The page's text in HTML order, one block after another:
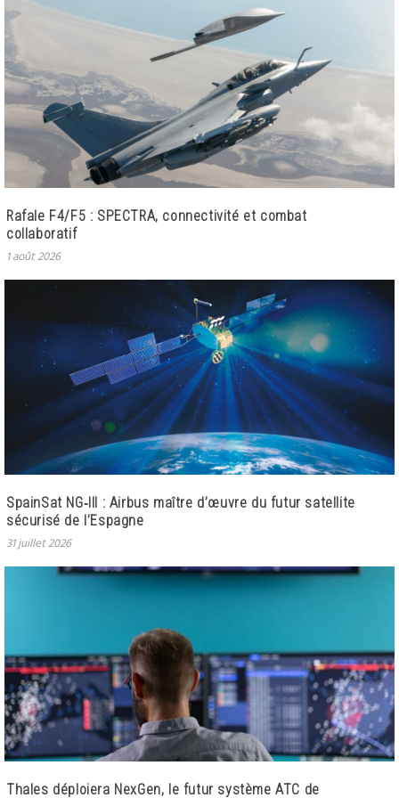
Rafale F4/F5 : SPECTRA, connectivité et combat
collaboratif
1 août 2026
SpainSat NG‑III : Airbus maître d’œuvre du futur satellite
sécurisé de l’Espagne
31 juillet 2026
Thales déploiera NexGen, le futur système ATC de